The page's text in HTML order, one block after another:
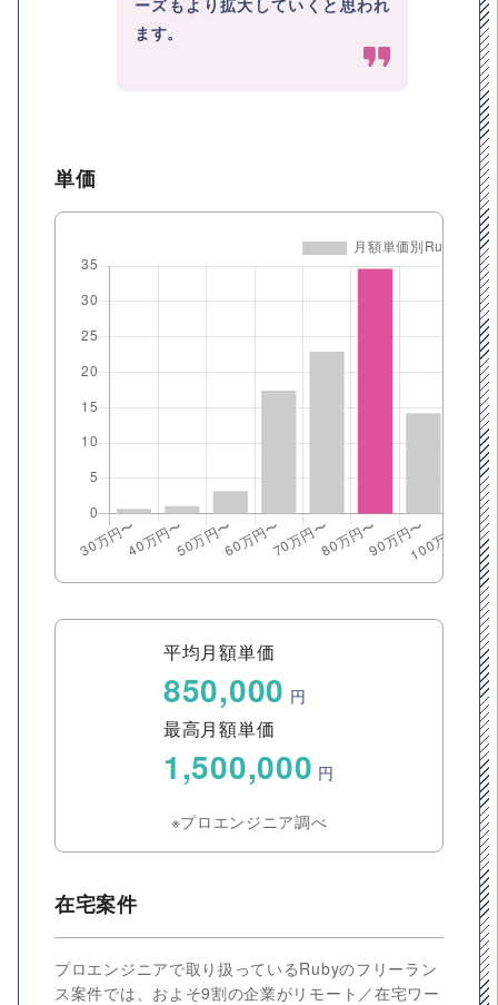
ーズもより拡大していくと思われ
ます。
単価
平均月額単価
850,000 円
最高月額単価
1,500,000 円
※プロエンジニア調べ
在宅案件
プロエンジニアで取り扱っているRubyのフリーラン
ス案件では、およそ9割の企業がリモート／在宅ワー